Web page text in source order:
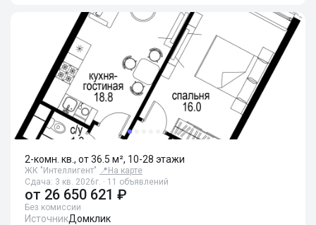
2-комн. кв., от 36.5 м², 10-28 этажи
ЖК "Интеллигент" 📍 На карте
Сдача: 3 кв. 2026г. · 11 объявлений
от 26 650 621 ₽
Без комиссии
ИсточникДомклик